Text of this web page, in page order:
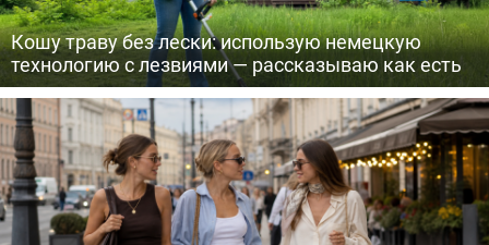
Кошу траву без лески: использую немецкую
технологию с лезвиями — рассказываю как есть